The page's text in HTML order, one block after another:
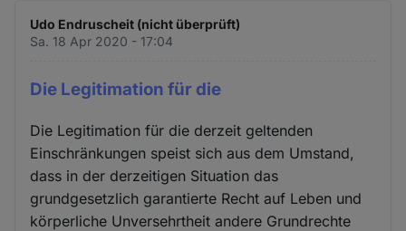
Udo Endruscheit (nicht überprüft)
Sa. 18 Apr 2020 - 17:04
Die Legitimation für die
Die Legitimation für die derzeit geltenden
Einschränkungen speist sich aus dem Umstand,
dass in der derzeitigen Situation das
grundgesetzlich garantierte Recht auf Leben und
körperliche Unversehrtheit andere Grundrechte